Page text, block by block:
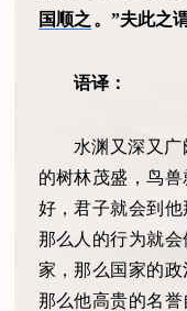
国顺之 。”夫此之
语译：
水渊又深又
的树林茂盛，鸟
好，君子就会到他
那么人的行为就
家，那么国家的政
那么他高贵的名